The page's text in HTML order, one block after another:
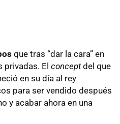
que tras “dar la cara” en
privadas. El conceptdel que
en su día al rey
para ser vendido después
y acabar ahora en una